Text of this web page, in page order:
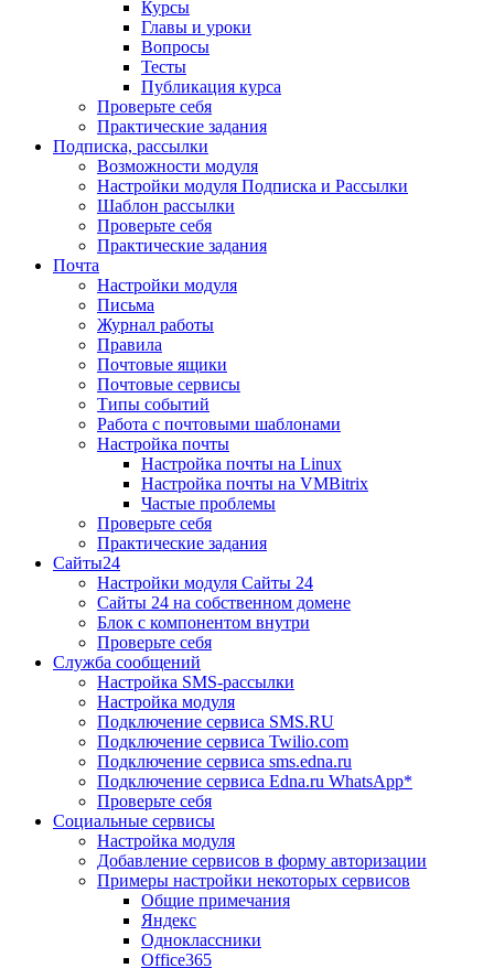
Курсы
Главы и уроки
Вопросы
Тесты
Публикация курса
Проверьте себя
Практические задания
Подписка, рассылки
Возможности модуля
Настройки модуля Подписка и Рассылки
Шаблон рассылки
Проверьте себя
Практические задания
Почта
Настройки модуля
Письма
Журнал работы
Правила
Почтовые ящики
Почтовые сервисы
Типы событий
Работа с почтовыми шаблонами
Настройка почты
Настройка почты на Linux
Настройка почты на VMBitrix
Частые проблемы
Проверьте себя
Практические задания
Сайты24
Настройки модуля Сайты 24
Сайты 24 на собственном домене
Блок с компонентом внутри
Проверьте себя
Служба сообщений
Настройка SMS-рассылки
Настройка модуля
Подключение сервиса SMS.RU
Подключение сервиса Twilio.com
Подключение сервиса sms.edna.ru
Подключение сервиса Edna.ru WhatsApp*
Проверьте себя
Социальные сервисы
Настройка модуля
Добавление сервисов в форму авторизации
Примеры настройки некоторых сервисов
Общие примечания
Яндекс
Одноклассники
Office365